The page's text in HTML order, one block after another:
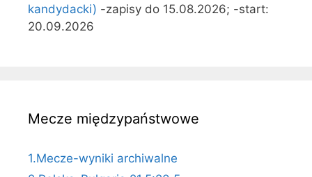
kandydacki) -zapisy do 15.08.2026; -start:
20.09.2026
Mecze międzypaństwowe
1.Mecze-wyniki archiwalne